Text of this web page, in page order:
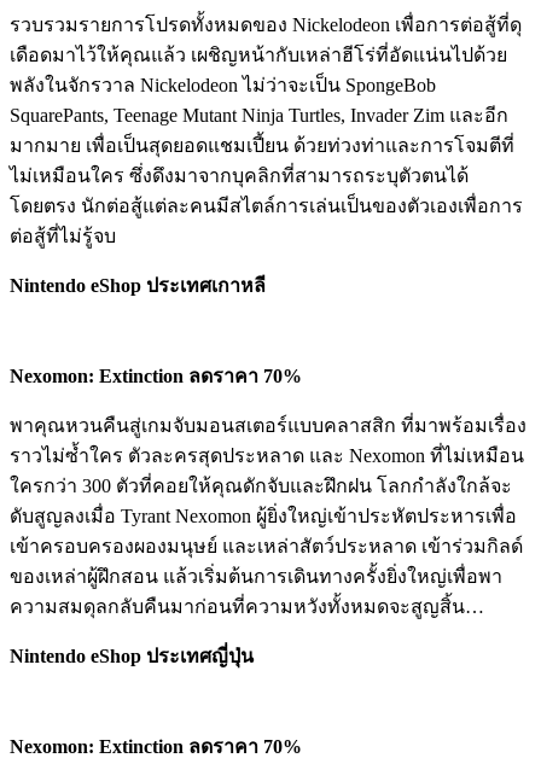
รวบรวมรายการโปรดทั้งหมดของ Nickelodeon เพื่อการต่อสู้ที่ดุ
เดือดมาไว้ให้คุณแล้ว เผชิญหน้ากับเหล่าฮีโร่ที่อัดแน่นไปด้วย
พลังในจักรวาล Nickelodeon ไม่ว่าจะเป็น SpongeBob
SquarePants, Teenage Mutant Ninja Turtles, Invader Zim และอีก
มากมาย เพื่อเป็นสุดยอดแชมเปี้ยน ด้วยท่วงท่าและการโจมตีที่
ไม่เหมือนใคร ซึ่งดึงมาจากบุคลิกที่สามารถระบุตัวตนได้
โดยตรง นักต่อสู้แต่ละคนมีสไตล์การเล่นเป็นของตัวเองเพื่อการ
ต่อสู้ที่ไม่รู้จบ
Nintendo eShop ประเทศเกาหลี
Nexomon: Extinction ลดราคา 70%
พาคุณหวนคืนสู่เกมจับมอนสเตอร์แบบคลาสสิก ที่มาพร้อมเรื่อง
ราวไม่ซ้ำใคร ตัวละครสุดประหลาด และ Nexomon ที่ไม่เหมือน
ใครกว่า 300 ตัวที่คอยให้คุณดักจับและฝึกฝน โลกกำลังใกล้จะ
ดับสูญลงเมื่อ Tyrant Nexomon ผู้ยิ่งใหญ่เข้าประหัตประหารเพื่อ
เข้าครอบครองผองมนุษย์ และเหล่าสัตว์ประหลาด เข้าร่วมกิลด์
ของเหล่าผู้ฝึกสอน แล้วเริ่มต้นการเดินทางครั้งยิ่งใหญ่เพื่อพา
ความสมดุลกลับคืนมาก่อนที่ความหวังทั้งหมดจะสูญสิ้น…
Nintendo eShop ประเทศญี่ปุ่น
Nexomon: Extinction ลดราคา 70%